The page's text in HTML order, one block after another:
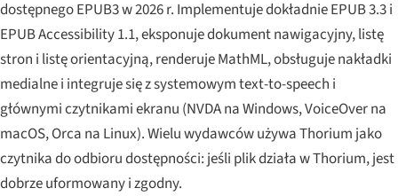
dostępnego EPUB3 w 2026 r. Implementuje dokładnie EPUB 3.3 i
EPUB Accessibility 1.1, eksponuje dokument nawigacyjny, listę
stron i listę orientacyjną, renderuje MathML, obsługuje nakładki
medialne i integruje się z systemowym text-to-speech i
głównymi czytnikami ekranu (NVDA na Windows, VoiceOver na
macOS, Orca na Linux). Wielu wydawców używa Thorium jako
czytnika do odbioru dostępności: jeśli plik działa w Thorium, jest
dobrze uformowany i zgodny.